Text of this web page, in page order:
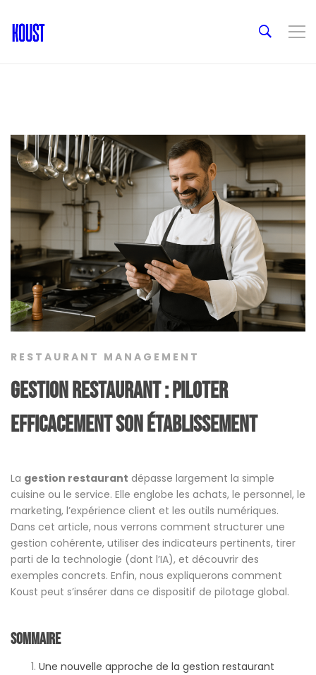
RESTAURANT MANAGEMENT
Gestion restaurant : piloter
efficacement son établissement
La gestion restaurant dépasse largement la simple
cuisine ou le service. Elle englobe les achats, le personnel, le
marketing, l’expérience client et les outils numériques.
Dans cet article, nous verrons comment structurer une
gestion cohérente, utiliser des indicateurs pertinents, tirer
parti de la technologie (dont l’IA), et découvrir des
exemples concrets. Enfin, nous expliquerons comment
Koust peut s’insérer dans ce dispositif de pilotage global.
Sommaire
Une nouvelle approche de la gestion restaurant